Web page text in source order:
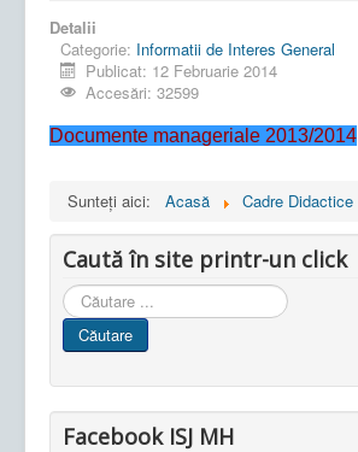
Detalii
Categorie: Informatii de Interes General
Publicat: 12 Februarie 2014
Accesări: 32599
Documente manageriale 2013/2014
Sunteți aici: Acasă Cadre Didactice
Caută în site printr-un click
Cauta
in
site
Căutare
Facebook ISJ MH